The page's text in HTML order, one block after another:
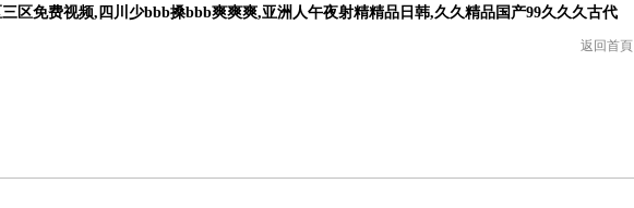
区免费视频,四川少bbb搡bbb爽爽爽,亚洲人午夜射精精品日韩,久久精品国产99久久久古代
返回首頁